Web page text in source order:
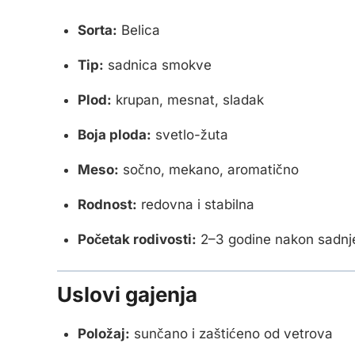
Sorta: Belica
Tip: sadnica smokve
Plod: krupan, mesnat, sladak
Boja ploda: svetlo-žuta
Meso: sočno, mekano, aromatično
Rodnost: redovna i stabilna
Početak rodivosti: 2–3 godine nakon
Uslovi gajenja
Položaj: sunčano i zaštićeno od vetrova